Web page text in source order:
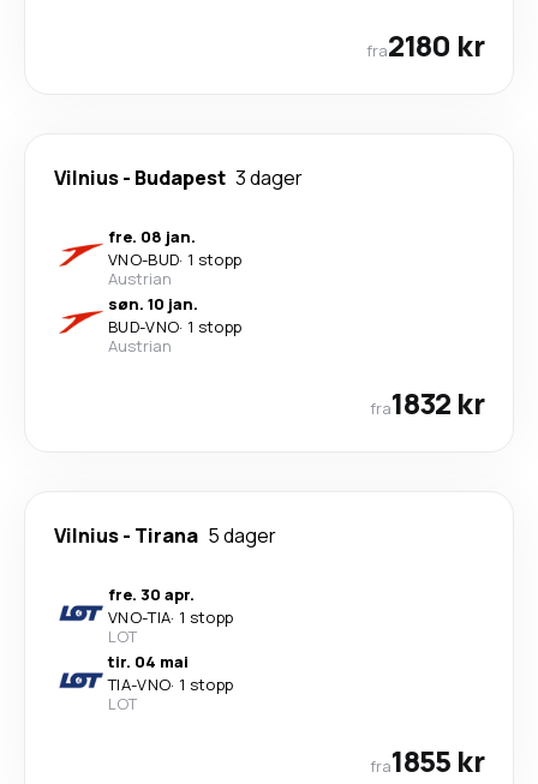
fra2180 kr
Vilnius- Budapest 3 dager
fre. 08 jan.
VNO-BUD· 1 stopp
Austrian
søn. 10 jan.
BUD-VNO· 1 stopp
Austrian
fra1832 kr
Vilnius- Tirana 5 dager
fre. 30 apr.
VNO-TIA· 1 stopp
LOT
tir. 04 mai
TIA-VNO· 1 stopp
LOT
fra1855 kr